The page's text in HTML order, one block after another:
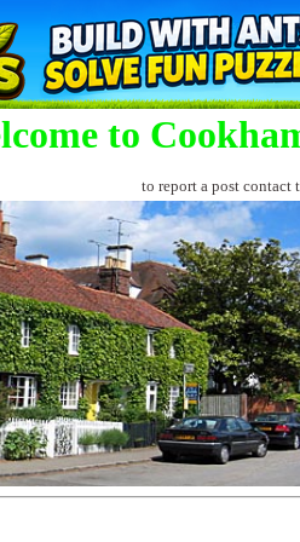
to
to report a post contact